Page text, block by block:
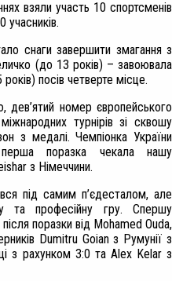
взяли участь 10 спортсменів
учасників.
снаги завершити змагання з
(до 13 років) – завоювала
посів четверте місце.
дев’ятий номер європейського
турнірів зі сквошу
з медалі. Чемпіонка України
поразка чекала нашу
з Німеччини.
під самим п’єдесталом, але
та професійну гру. Спершу
поразки від Mohamed Ouda,
Dumitru Goian з Румунії з
з рахунком 3:0 та Alex Kelar з